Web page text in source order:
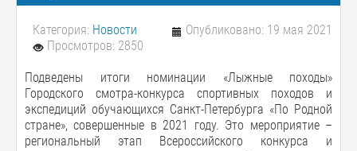
Категория: Новости
Опубликовано: 19 мая 2021
Просмотров: 2850
Подведены итоги номинации «Лыжные походы»
Городского смотра-конкурса спортивных походов и
экспедиций обучающихся Санкт-Петербурга «По Родной
стране», совершенные в 2021 году. Это мероприятие –
региональный этап Всероссийского конкурса и